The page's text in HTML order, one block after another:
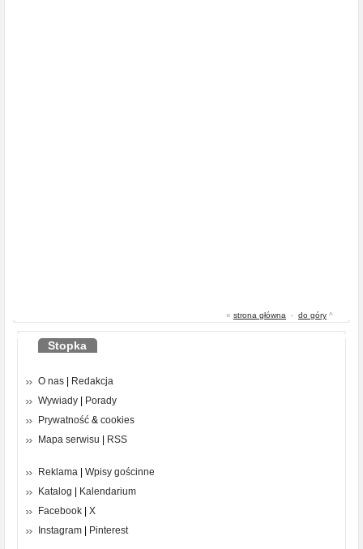
« strona główna - do góry ^
Stopka
O nas
Redakcja
Wywiady
Porady
Prywatność & cookies
Mapa serwisu
RSS
Reklama
Wpisy gościnne
Katalog
Kalendarium
Facebook
X
Instagram
Pinterest